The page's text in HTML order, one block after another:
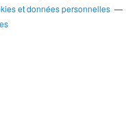
et données personnelles